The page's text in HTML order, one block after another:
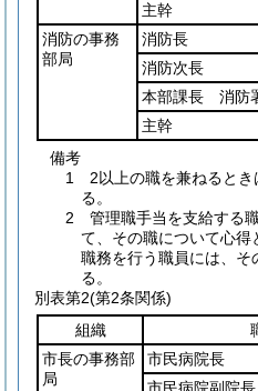
主幹
消防の事務
部局
消防長
消防次長
本部課長 消防
主幹
備考
1 2以上の職を兼ねるとき
る。
2 管理職手当を支給する
て、その職について心
職務を行う職員には、そ
る。
別表第2(第2条関係)
組織
市長の事務部
局
市民病院長